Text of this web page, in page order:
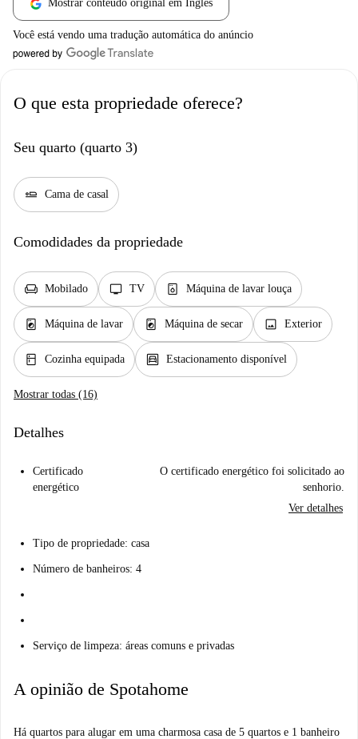
Mostrar conteúdo original em Inglês
Você está vendo uma tradução automática do anúncio
O que esta propriedade oferece?
Seu quarto (quarto 3)
airline_seat_flat Cama de casal
Comodidades da propriedade
chair Mobilado tv TV dishwasher_gen Máquina de lavar louça
local_laundry_service Máquina de lavar local_laundry_service Máquina de secar image Exterior
kitchen Cozinha equipada garage Estacionamento disponível
Mostrar todas (16)
Detalhes
Certificado
energético
O certificado energético foi solicitado ao
senhorio.
Ver detalhes
Tipo de propriedade: casa
Número de banheiros: 4
Serviço de limpeza: áreas comuns e privadas
A opinião de Spotahome
Há quartos para alugar em uma charmosa casa de 5 quartos e 1 banheiro